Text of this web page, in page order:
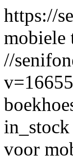
https://
mobiele
//
in_stock
voor